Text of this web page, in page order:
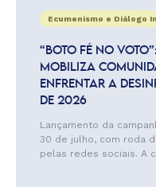
Ecumenismo e Diálogo
“BOTO FÉ NO
MOBILIZA
ENFRENTAR A
DE 2026
Lançamento da
30 de julho, com roda
pelas redes sociais. A